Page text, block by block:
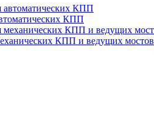
КПП
КПП и ведущих мостов